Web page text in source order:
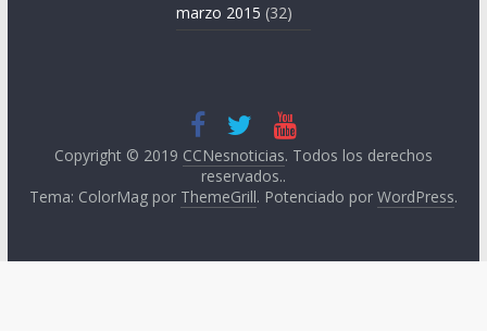
marzo 2015 (32)
Copyright © 2019 CCNesnoticias. Todos los derechos
reservados..
Tema: ColorMag por ThemeGrill. Potenciado por WordPress.